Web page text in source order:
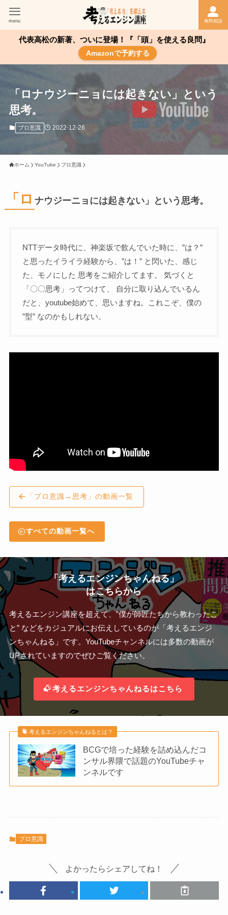
無料相談
menu
代表高松の新著、ついに登場！『「頭」を使える良問』
Amazonで予約する
「ロナウジーニョには起きない」という
思考。
プロ意識 2022-12-26
ホーム YouTube プロ意識
「ロ ナウジーニョには起きない」という思考。
NTTデータ時代に、神楽坂で飲んでいた時に、”は？”
と思ったイライラ経験から、”は！” と閃いた、感じ
た、モノにした 思考をご紹介してます。 気づくと
「〇〇思考」ってつけて、 自分に取り込んでいるん
だと、youtube始めて、思いますね。これこぞ、僕の
”型” なのかもしれない。
「プロ意識→思考」の動画一覧
すべての動画一覧へ
「考えるエンジンちゃんねる」
はこちらから
考えるエンジン講座を超えて、”僕が師匠たちから教わったこ
と” などをカジュアルにお伝えしているのが「考えるエンジ
ンちゃんねる」です。YouTubeチャンネルには多数の動画が
UPされていますのでぜひご覧ください。
考えるエンジンちゃんねるはこちら
考えるエンジンちゃんねるとは？
BCGで培った経験を詰め込んだコ
ンサル界隈で話題のYouTubeチャ
ンネルです
プロ意識
よかったらシェアしてね！